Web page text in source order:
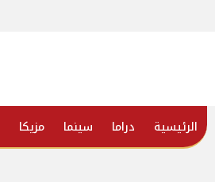
الرئيسية دراما سينما مزيكا